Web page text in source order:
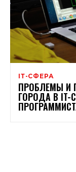
ІТ-СФЕРА
ПРОБЛЕМЫ И
ГОРОДА В IT-